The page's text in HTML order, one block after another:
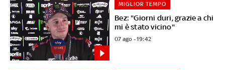
Bez: "Giorni duri, grazie a chi
mi è stato vicino"
MIGLIOR TEMPO
07 ago - 19:42